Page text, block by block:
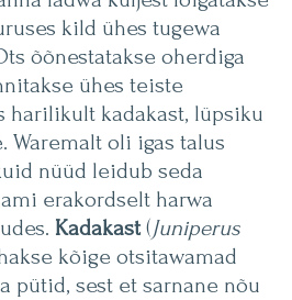
kild ühes tugewa
õõnestatakse oherdiga
ühes teiste
harilikult kadakast, lüpsiku
Waremalt oli igas talus
nüüd leidub seda
erakordselt harwa
Kadakast (Juniperus
kõige otsitawamad
pütid, sest et sarnane nõu